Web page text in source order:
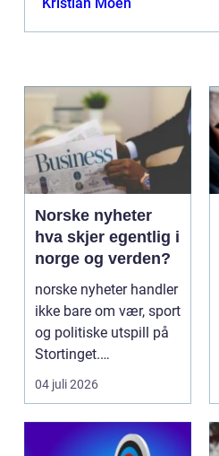
Norske nyheter
hva skjer egentlig i
norge og verden?
norske nyheter handler
ikke bare om vær, sport
og politiske utspill på
Stortinget.
Nyhetsbildet form...
04 juli 2026